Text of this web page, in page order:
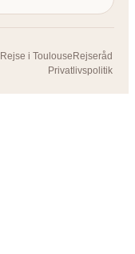
Rejse i ToulouseRejseråd
Privatlivspolitik